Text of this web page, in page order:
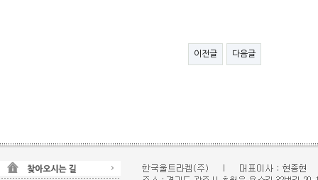
이전글 다음글